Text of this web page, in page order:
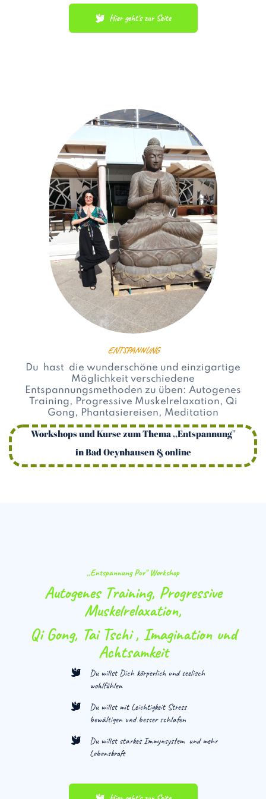
Hier geht's zur Seite
ENTSPANNUNG
Du hast die wunderschöne und einzigartige
Möglichkeit verschiedene
Entspannungsmethoden zu üben: Autogenes
Training, Progressive Muskelrelaxation, Qi
Gong, Phantasiereisen, Meditation
Workshops und Kurse zum Thema ,,Entspannung''
in Bad Oeynhausen & online
,,Entspannung Pur'' Workshop
Autogenes Training, Progressive
Muskelrelaxation,
Qi Gong, Tai Tschi , Imagination und
Achtsamkeit
Du willst Dich körperlich und seelisch
wohlfühlen
Du willst mit Leichtigkeit Stress
bewältigen und besser schlafen
Du willst starkes Immynsystem und mehr
Lebenskraft